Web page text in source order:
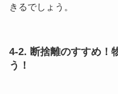
きるでしょう。
4-2. 断捨離のすすめ！
う！